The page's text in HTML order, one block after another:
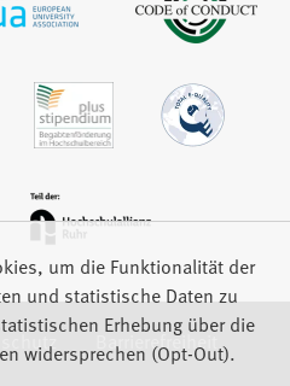
Barrierefreiheit
um die Funktionalität der
und statistische Daten zu
Erhebung über die
widersprechen (Opt-Out).